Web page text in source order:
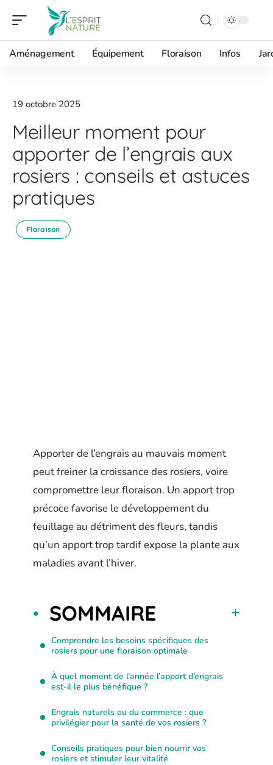
Aménagement Équipement Floraison Infos
19 octobre 2025
Meilleur moment pour
apporter de l’engrais aux
rosiers : conseils et astuces
pratiques
Floraison
Apporter de l’engrais au mauvais moment
peut freiner la croissance des rosiers, voire
compromettre leur floraison. Un apport trop
précoce favorise le développement du
feuillage au détriment des fleurs, tandis
qu’un apport trop tardif expose la plante aux
maladies avant l’hiver.
SOMMAIRE
Comprendre les besoins spécifiques des
rosiers pour une floraison optimale
À quel moment de l’année l’apport d’engrais
est-il le plus bénéfique ?
Engrais naturels ou du commerce : que
privilégier pour la santé de vos rosiers ?
Conseils pratiques pour bien nourrir vos
rosiers et stimuler leur vitalité